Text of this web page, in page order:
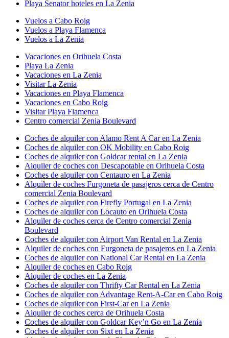
Playa Senator hoteles en La Zenia
Vuelos a Cabo Roig
Vuelos a Playa Flamenca
Vuelos a La Zenia
Vacaciones en Orihuela Costa
Playa La Zenia
Vacaciones en La Zenia
Visitar La Zenia
Vacaciones en Playa Flamenca
Vacaciones en Cabo Roig
Visitar Playa Flamenca
Centro comercial Zenia Boulevard
Coches de alquiler con Alamo Rent A Car en La Zenia
Coches de alquiler con OK Mobility en Cabo Roig
Coches de alquiler con Goldcar rental en La Zenia
Alquiler de coches con Descapotable en Orihuela Costa
Coches de alquiler con Centauro en La Zenia
Alquiler de coches Furgoneta de pasajeros cerca de Centro
comercial Zenia Boulevard
Coches de alquiler con Firefly Portugal en La Zenia
Coches de alquiler con Locauto en Orihuela Costa
Alquiler de coches cerca de Centro comercial Zenia
Boulevard
Coches de alquiler con Airport Van Rental en La Zenia
Alquiler de coches con Furgoneta de pasajeros en La Zenia
Coches de alquiler con National Car Rental en La Zenia
Alquiler de coches en Cabo Roig
Alquiler de coches en La Zenia
Coches de alquiler con Thrifty Car Rental en La Zenia
Coches de alquiler con Advantage Rent-A-Car en Cabo Roig
Coches de alquiler con First-Car en La Zenia
Alquiler de coches cerca de Orihuela Costa
Coches de alquiler con Goldcar Key’n Go en La Zenia
Coches de alquiler con Sixt en La Zenia